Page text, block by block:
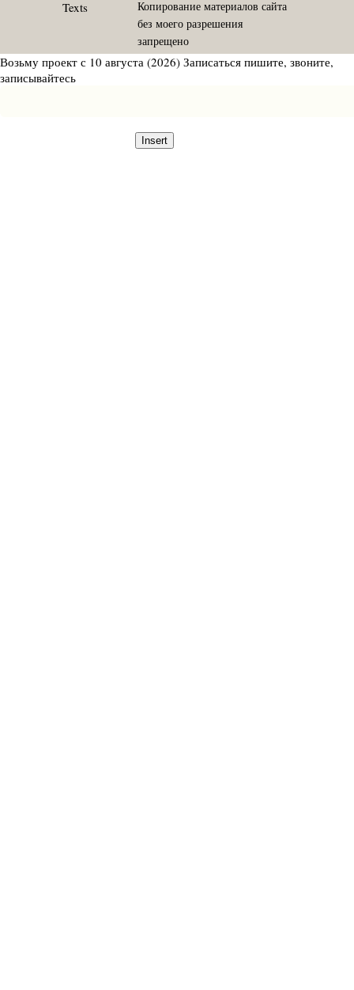
Копирование материалов сайта
без моего разрешения
запрещено
Возьму проект с 10 августа (2026) Записаться пишите, звоните,
записывайтесь
Insert